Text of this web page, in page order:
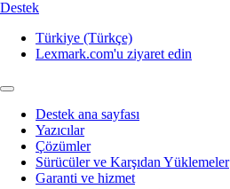
Destek
Türkiye (Türkçe)
Lexmark.com'u ziyaret edin
Destek ana sayfası
Yazıcılar
Çözümler
Sürücüler ve Karşıdan Yüklemeler
Garanti ve hizmet